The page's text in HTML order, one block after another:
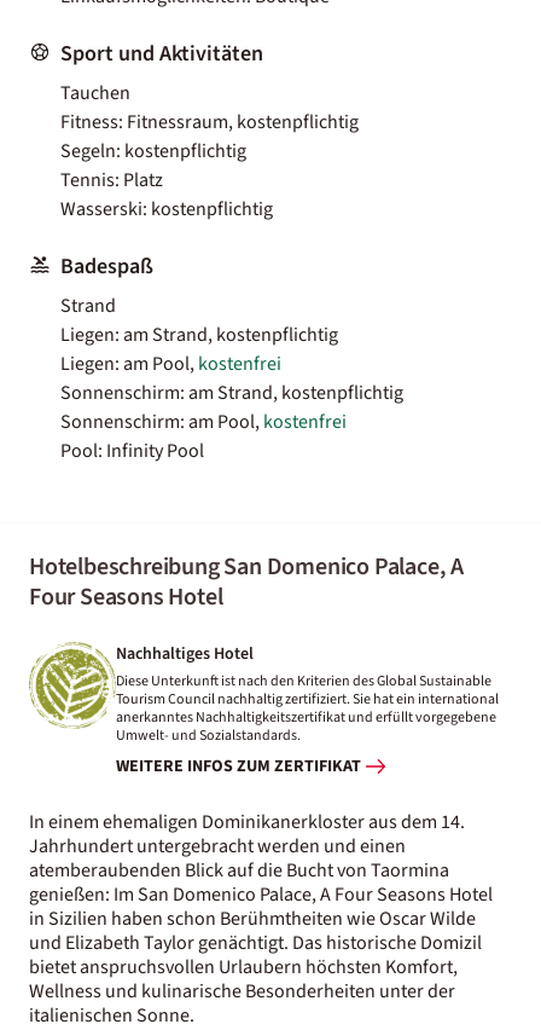
Sport und Aktivitäten
Tauchen
Fitness: Fitnessraum, kostenpflichtig
Segeln: kostenpflichtig
Tennis: Platz
Wasserski: kostenpflichtig
Badespaß
Strand
Liegen: am Strand, kostenpflichtig
Liegen: am Pool,kostenfrei
Sonnenschirm: am Strand, kostenpflichtig
Sonnenschirm: am Pool,kostenfrei
Pool: Infinity Pool
Hotelbeschreibung San Domenico Palace, A
Four Seasons Hotel
Nachhaltiges Hotel
Diese Unterkunft ist nach den Kriterien des Global Sustainable
Tourism Council nachhaltig zertifiziert. Sie hat ein international
anerkanntes Nachhaltigkeitszertifikat und erfüllt vorgegebene
Umwelt- und Sozialstandards.
WEITERE INFOS ZUM ZERTIFIKAT
In einem ehemaligen Dominikanerkloster aus dem 14.
Jahrhundert untergebracht werden und einen
atemberaubenden Blick auf die Bucht von Taormina
genießen: Im San Domenico Palace, A Four Seasons Hotel
in Sizilien haben schon Berühmtheiten wie Oscar Wilde
und Elizabeth Taylor genächtigt. Das historische Domizil
bietet anspruchsvollen Urlaubern höchsten Komfort,
Wellness und kulinarische Besonderheiten unter der
italienischen Sonne.